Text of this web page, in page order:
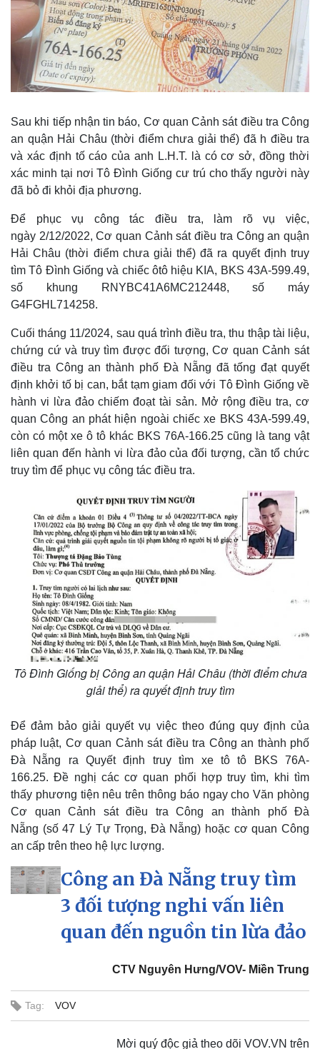
Kinh tế
Bất động sản
Khởi nghiệp
Thị trường
Giá vàng
Tiêu dùng
Tỷ giá
Chứng khoán
Giá cà phê
Pháp luật
Vụ án
Tin nóng
Tư vấn luật
Quân sự - Quốc phòng
Việt Nam
Sau khi tiếp nhận tin báo, Cơ quan Cảnh sát điều tra Công
an quận Hải Châu (thời điểm chưa giải thể) đã h điều tra
và xác định tố cáo của anh L.H.T. là có cơ sở, đồng thời
xác minh tại nơi Tô Đình Giống cư trú cho thấy người này
đã bỏ đi khỏi địa phương.
Để phục vụ công tác điều tra, làm rõ vụ việc,
ngày 2/12/2022, Cơ quan Cảnh sát điều tra Công an quận
Hải Châu (thời điểm chưa giải thể) đã ra quyết định truy
tìm Tô Đình Giống và chiếc ôtô hiệu KIA, BKS 43A-599.49,
số khung RNYBC41A6MC212448, số máy
G4FGHL714258.
Cuối tháng 11/2024, sau quá trình điều tra, thu thập tài liệu,
chứng cứ và truy tìm được đối tượng, Cơ quan Cảnh sát
điều tra Công an thành phố Đà Nẵng đã tống đạt quyết
định khởi tố bị can, bắt tạm giam đối với Tô Đình Giống về
hành vi lừa đảo chiếm đoạt tài sản. Mở rộng điều tra, cơ
quan Công an phát hiện ngoài chiếc xe BKS 43A-599.49,
còn có một xe ô tô khác BKS 76A-166.25 cũng là tang vật
liên quan đến hành vi lừa đảo của đối tượng, cần tổ chức
truy tìm để phục vụ công tác điều tra.
Tô Đình Giống bị Công an quận Hải Châu (thời điểm chưa
giải thể) ra quyết định truy tìm
Để đảm bảo giải quyết vụ việc theo đúng quy định của
pháp luật, Cơ quan Cảnh sát điều tra Công an thành phố
Đà Nẵng ra Quyết định truy tìm xe tô tô BKS 76A-
166.25. Đề nghị các cơ quan phối hợp truy tìm, khi tìm
thấy phương tiện nêu trên thông báo ngay cho Văn phòng
Cơ quan Cảnh sát điều tra Công an thành phố Đà
Nẵng (số 47 Lý Tự Trọng, Đà Nẵng) hoặc cơ quan Công
an cấp trên theo hệ lực lượng.
Công an Đà Nẵng truy tìm
3 đối tượng nghi vấn liên
quan đến nguồn tin lừa đảo
CTV Nguyên Hưng/VOV- Miền Trung
Tag: VOV
Mời quý độc giả theo dõi VOV.VN trên